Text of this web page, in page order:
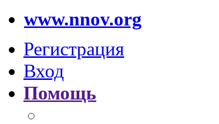
www.nnov.org
Регистрация
Вход
Помощь